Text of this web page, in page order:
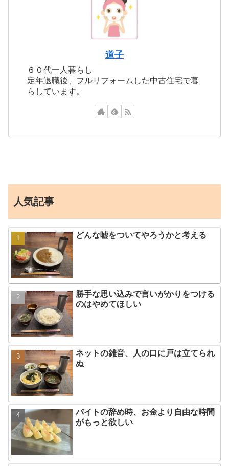
道子
６０代一人暮らし
定年退職後、フルリフォームした中古住宅で暮
らしています。
人気記事
どんな嘘をついてやろうかと考える
勝手な思い込みで言いがかりをつける
のはやめてほしい
ネットの雑音、人の口に戸は立てられ
ぬ
バイトの辞め時、お金より自由な時間
がもっと欲しい